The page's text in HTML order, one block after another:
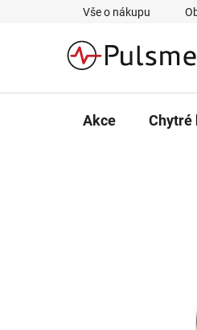
Vše o nákupu
Akce Chytré